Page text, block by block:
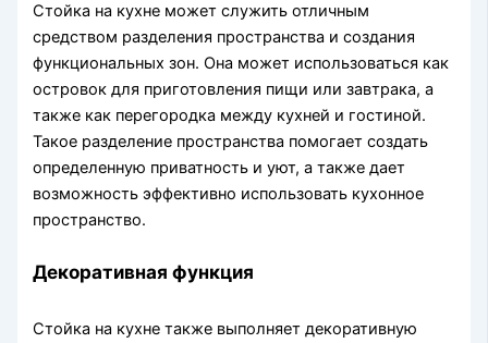
Стойка на кухне может служить отличным
средством разделения пространства и создания
функциональных зон. Она может использоваться как
островок для приготовления пищи или завтрака, а
также как перегородка между кухней и гостиной.
Такое разделение пространства помогает создать
определенную приватность и уют, а также дает
возможность эффективно использовать кухонное
пространство.
Декоративная функция
Стойка на кухне также выполняет декоративную